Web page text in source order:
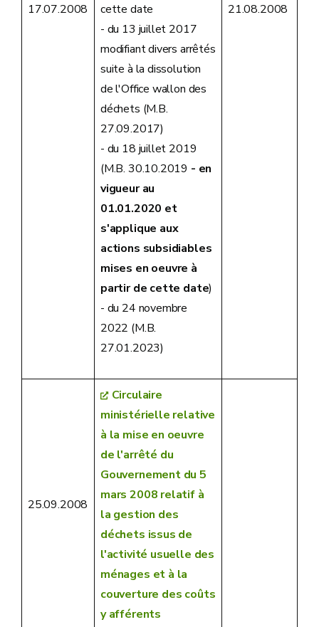
17.07.2008
cette date
- du 13 juillet 2017
modifiant divers arrêtés
suite à la dissolution
de l'Office wallon des
déchets (M.B.
27.09.2017)
- du 18 juillet 2019
(M.B. 30.10.2019 - en
vigueur au
01.01.2020 et
s'applique aux
actions subsidiables
mises en oeuvre à
partir de cette date)
- du 24 novembre
2022 (M.B.
27.01.2023)
21.08.2008
25.09.2008
Circulaire
ministérielle relative
à la mise en oeuvre
de l'arrêté du
Gouvernement du 5
mars 2008 relatif à
la gestion des
déchets issus de
l'activité usuelle des
ménages et à la
couverture des coûts
y afférents